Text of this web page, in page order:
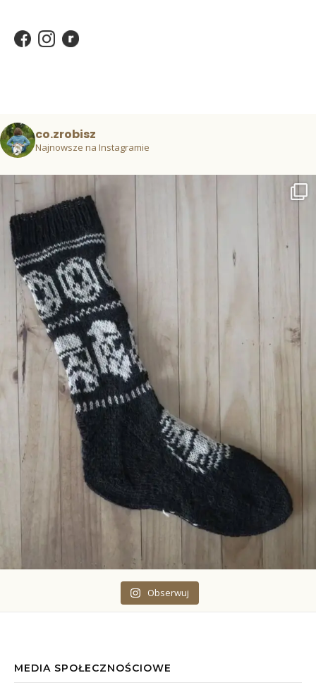
co.zrobisz
Najnowsze na Instagramie
Obserwuj
MEDIA SPOŁECZNOŚCIOWE